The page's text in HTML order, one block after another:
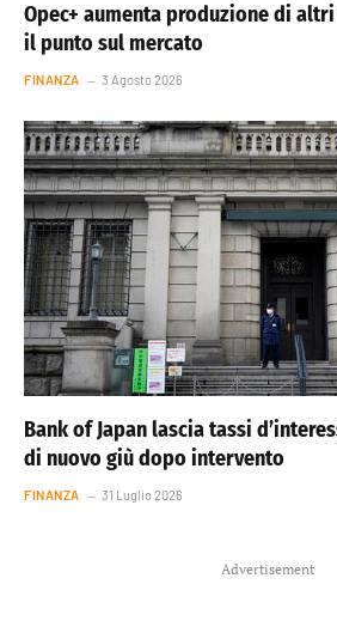
Opec+ aumenta produzione di
il punto sul mercato
FINANZA 3 Agosto 2026
Bank of Japan lascia tassi
di nuovo giù dopo intervento
FINANZA 31 Luglio 2026
Advertisement